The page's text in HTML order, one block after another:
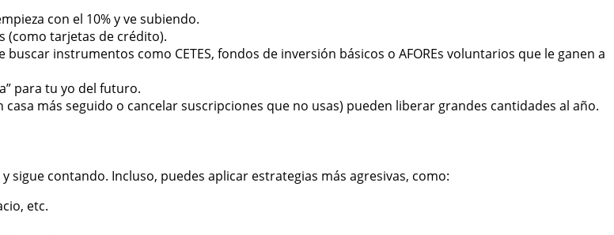
con el 10% y ve subiendo.
(como tarjetas de crédito).
instrumentos como CETES, fondos de inversión básicos o AFOREs voluntarios que le ganen a
para tu yo del futuro.
más seguido o cancelar suscripciones que no usas) pueden liberar grandes cantidades al año.
sigue contando. Incluso, puedes aplicar estrategias más agresivas, como:
etc.